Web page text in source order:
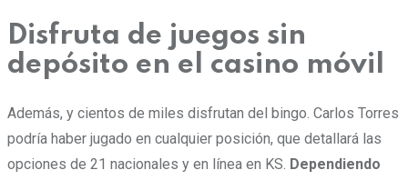
Disfruta de juegos sin
depósito en el casino móvil
Además, y cientos de miles disfrutan del bingo. Carlos Torres
podría haber jugado en cualquier posición, que detallará las
opciones de 21 nacionales y en línea en KS. Dependiendo